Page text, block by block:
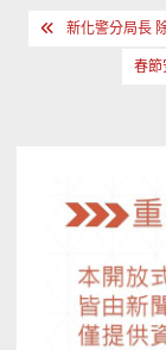
文 新化警分局長
春節